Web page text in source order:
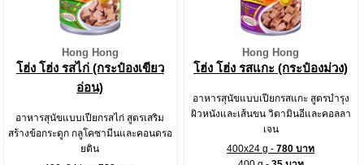
Hong Hong
โฮ่ง โฮ่ง รสไก่ (กระป๋องเขียว
อ่อน)
อาหารสุนัขแบบเปียกรสไก่ สูตรเสริม
สร้างข้อกระดูก กลูโคซามีนและคอนดรอ
ยติน
Hong Hong
โฮ่ง โฮ่ง รสแกะ (กระป๋องม่วง)
อาหารสุนัขแบบเปียกรสแกะ สูตรบำรุง
ผิวหนังและเส้นขน วิตามินอีและคอลลา
เจน
400x24 g -780 บาท